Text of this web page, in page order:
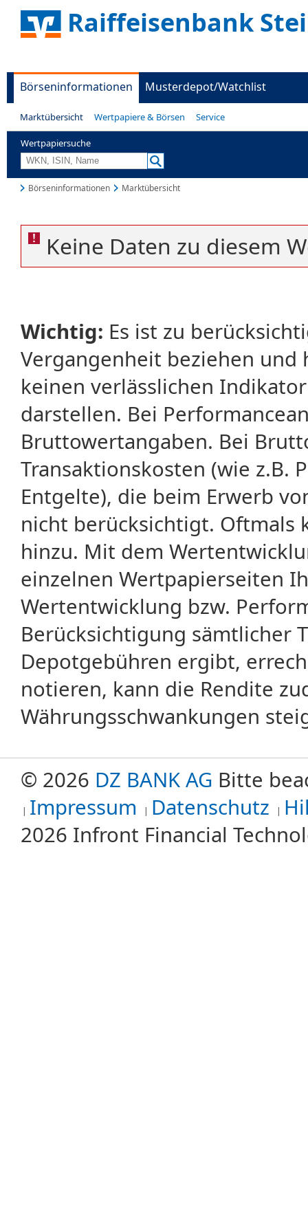
Raiffeisenbank
Börseninformationen Musterdepot/Watchlist
Marktübersicht Wertpapiere & Börsen Service
Wertpapiersuche
Börseninformationen Marktübersicht
Keine Daten zu diesem
Wichtig: Es ist zu
Vergangenheit beziehen
keinen verlässlichen
darstellen. Bei
Bruttowertangaben. Bei
Transaktionskosten (wie z.B.
Entgelte), die beim Erwerb
nicht berücksichtigt. Oftmals
hinzu. Mit dem
einzelnen Wertpapierseiten
Wertentwicklung bzw.
Berücksichtigung sämtlicher
Depotgebühren ergibt,
notieren, kann die Rendite
Währungsschwankungen
© 2026 DZ BANK AG Bitte
Impressum
Datenschutz
2026 Infront Financial